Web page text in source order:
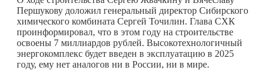
Першукову доложил генеральный директор Сибирского
химического комбината Сергей Точилин. Глава СХК
проинформировал, что в этом году на строительстве
освоены 7 миллиардов рублей. Высокотехнологичный
энергокомплекс будет введен в эксплуатацию в 2025
году, ему нет аналогов ни в России, ни в мире.